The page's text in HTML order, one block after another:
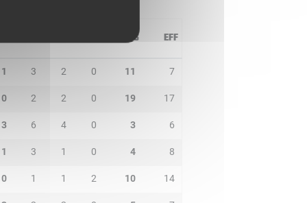
PTS EFF
1 3 2 0 11 7
0 2 2 0 19 17
3 6 4 0 3 6
1 3 1 0 4 8
0 1 1 2 10 14